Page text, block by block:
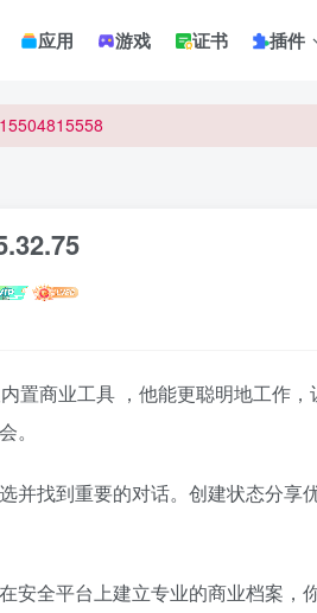
应用 游戏 证书 插件
置商业工具 ，他能更聪明地工作
。
并找到重要的对话。创建状态分享
安全平台上建立专业的商业档案，